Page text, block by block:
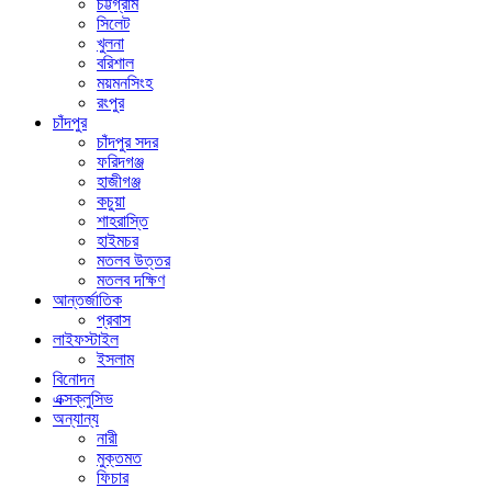
চট্টগ্রাম
সিলেট
খুলনা
বরিশাল
ময়মনসিংহ
রংপুর
চাঁদপুর
চাঁদপুর সদর
ফরিদগঞ্জ
হাজীগঞ্জ
কচুয়া
শাহরাস্তি
হাইমচর
মতলব উত্তর
মতলব দক্ষিণ
আন্তর্জাতিক
প্রবাস
লাইফস্টাইল
ইসলাম
বিনোদন
এক্সক্লুসিভ
অন্যান্য
নারী
মুক্তমত
ফিচার